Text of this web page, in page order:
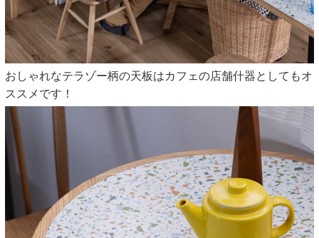
おしゃれなテラゾー柄の天板はカフェの店舗什器としてもオ
ススメです！